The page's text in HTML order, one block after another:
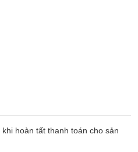
khi hoàn tất thanh toán cho sản